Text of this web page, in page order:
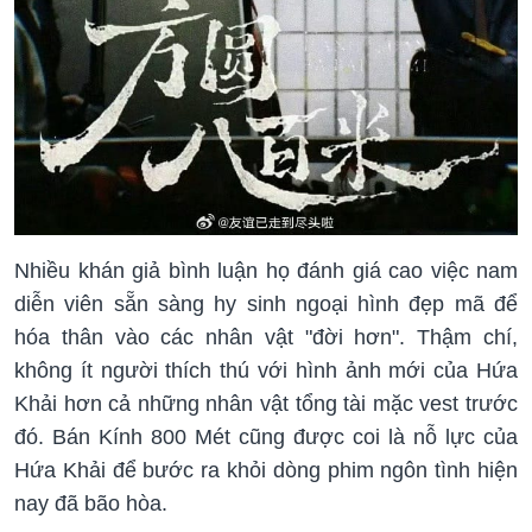
Nhiều khán giả bình luận họ đánh giá cao việc nam
diễn viên sẵn sàng hy sinh ngoại hình đẹp mã để
hóa thân vào các nhân vật "đời hơn". Thậm chí,
không ít người thích thú với hình ảnh mới của Hứa
Khải hơn cả những nhân vật tổng tài mặc vest trước
đó. Bán Kính 800 Mét cũng được coi là nỗ lực của
Hứa Khải để bước ra khỏi dòng phim ngôn tình hiện
nay đã bão hòa.